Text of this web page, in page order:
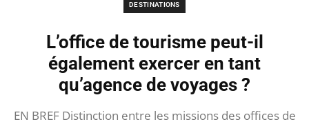
DESTINATIONS
L’office de tourisme peut-il
également exercer en tant
qu’agence de voyages ?
EN BREF Distinction entre les missions des offices de